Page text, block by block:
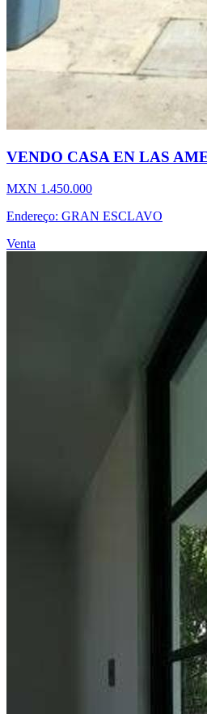
VENDO CASA EN LAS
MXN 1.450.000
Endereço: GRAN ESCLAVO
Venta